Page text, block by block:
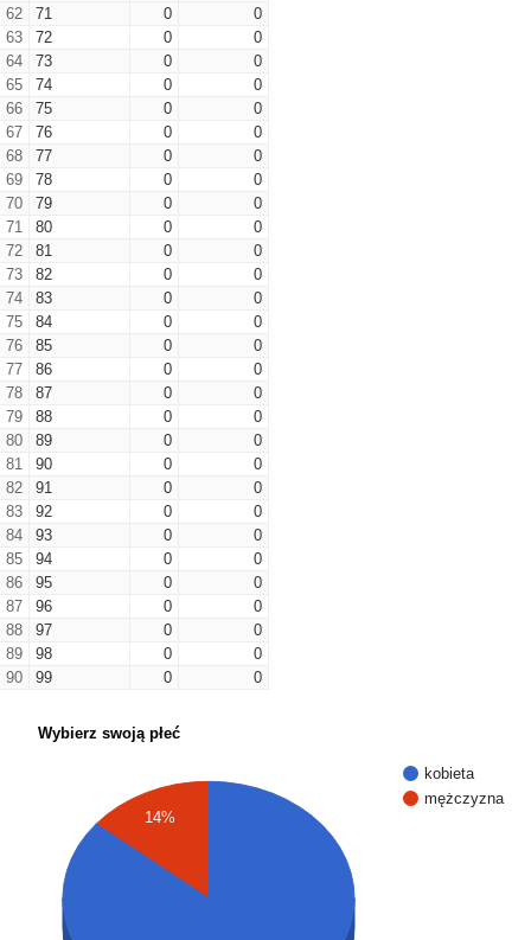
62
71 0
0
63
72 0
0
64
73 0
0
65
74 0
0
66
75 0
0
67
76 0
0
68
77 0
0
69
78 0
0
70
79 0
0
71
80 0
0
72
81 0
0
73
82 0
0
74
83 0
0
75
84 0
0
76
85 0
0
77
86 0
0
78
87 0
0
79
88 0
0
80
89 0
0
81
90 0
0
82
91 0
0
83
92 0
0
84
93 0
0
85
94 0
0
86
95 0
0
87
96 0
0
88
97 0
0
89
98 0
0
90
99 0 0
Wybierz swoją płeć
kobieta
mężczyzna
14%